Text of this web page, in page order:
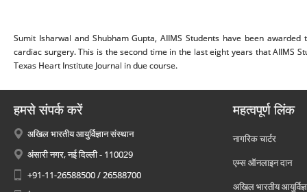
Sumit Isharwal and Shubham Gupta, AIIMS Students have been
cardiac surgery. This is the second time in the last eight years that AIIMS
Texas Heart Institute Journal in due course.
हमसे संपर्क करें
अखिल भारतीय आयुर्विज्ञान संस्थान
अंसारी नगर, नई दिल्ली - 110029
+91-11-26588500 / 26588700
महत्वपूर्ण लिंक
नागरिक चार्टर
एम्स ऑनलाइन दान
अखिल भारतीय